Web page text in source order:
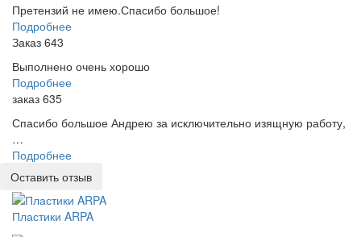
Претензий не имею.Спасибо большое!
Подробнее
Заказ 643
Выполнено очень хорошо
Подробнее
заказ 635
Спасибо большое Андрею за исключительно изящную работу,
…
Подробнее
Оставить отзыв
Пластики ARPA